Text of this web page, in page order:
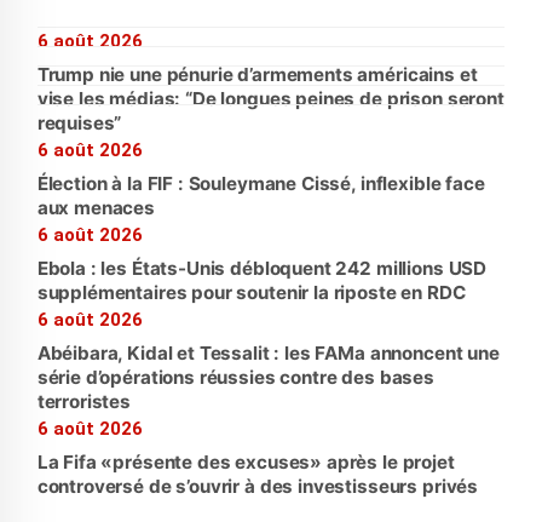
6 août 2026
Trump nie une pénurie d’armements américains et
vise les médias: “De longues peines de prison seront
requises”
6 août 2026
Élection à la FIF : Souleymane Cissé, inflexible face
aux menaces
6 août 2026
Ebola : les États-Unis débloquent 242 millions USD
supplémentaires pour soutenir la riposte en RDC
6 août 2026
Abéibara, Kidal et Tessalit : les FAMa annoncent une
série d’opérations réussies contre des bases
terroristes
6 août 2026
La Fifa «présente des excuses» après le projet
controversé de s’ouvrir à des investisseurs privés